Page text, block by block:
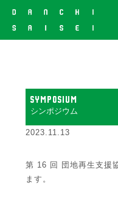
SYMPOSIUM
シンポジウム
2023.11.13
第 16 回 団地再生支援
ます。